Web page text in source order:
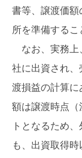
書等、譲渡価
所を準備するこ
なお、実務
社に出資され
渡損益の計算
額は譲渡時点
トとなるため
も、出資取得